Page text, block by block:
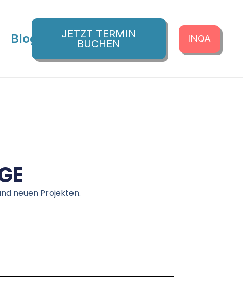
Blog
JETZT TERMIN
BUCHEN
INQA
neuen Projekten.